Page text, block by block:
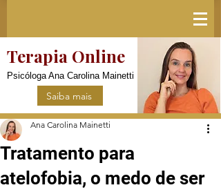
Terapia Online
Psicóloga Ana Carolina Mainetti
Saiba mais
Tratamento para
atelofobia, o medo de ser
Ana Carolina Mainetti